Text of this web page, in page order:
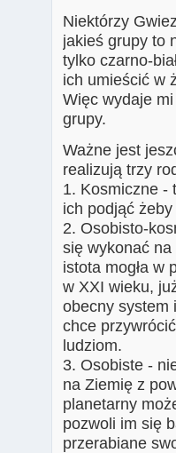
Niektórzy
jakieś grupy to
tylko czarno-
ich umieścić w
Więc wydaje
grupy.
Ważne jest
realizują trzy
1. Kosmiczne -
ich podjąć żeby
2. Osobisto-
się wykonać na
istota mogła w
w XXI wieku,
obecny system
chce
ludziom.
3. Osobiste -
na Ziemię z
planetarny
pozwoli im się
przerabiane